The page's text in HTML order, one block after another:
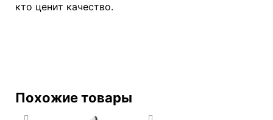
кто ценит качество.
Похожие товары